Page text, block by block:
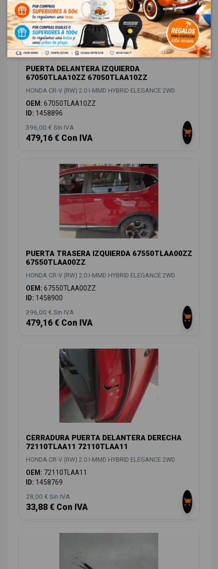
PUERTA DELANTERA IZQUIERDA
67050TLAA10ZZ 67050TLAA10ZZ
HONDA CR-V (RW) 2.0 I-MMD HYBRID ELEGANCE 2WD
OEM: 67050TLAA10ZZ
ID: 1458896
396,00 € Sin IVA
479,16 € Con IVA
PUERTA TRASERA IZQUIERDA 67550TLAA00ZZ
67550TLAA00ZZ
HONDA CR-V (RW) 2.0 I-MMD HYBRID ELEGANCE 2WD
OEM: 67550TLAA00ZZ
ID: 1458900
396,00 € Sin IVA
479,16 € Con IVA
CERRADURA PUERTA DELANTERA DERECHA
72110TLAA11 72110TLAA11
HONDA CR-V (RW) 2.0 I-MMD HYBRID ELEGANCE 2WD
OEM: 72110TLAA11
ID: 1458769
28,00 € Sin IVA
33,88 € Con IVA